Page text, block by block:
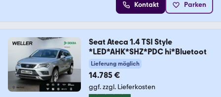
Kontakt Parken
Seat Ateca 1.4 TSI Style
*LED*AHK*SHZ*PDC hi*Bluetoot
Lieferung möglich
14.785 €
ggf. zzgl. Lieferkosten